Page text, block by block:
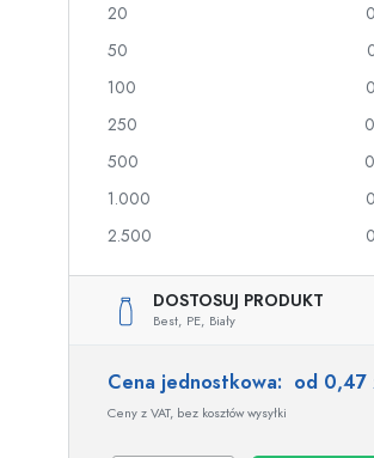
Butelki z nadrukiem
Butelki na gin
Walentynki
Butelki ozdobne
Butelki cylinder
Gąsiory i balony na wino
20
50
100
250
500
1.000
2.500
DOSTOSUJ PRODUKT
Best, PE, Biały
Cena jednostkowa: od 0,47
Ceny z VAT, bez kosztów wysyłki